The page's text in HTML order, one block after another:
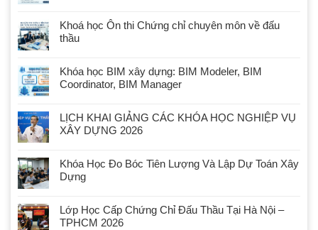
Khoá học Ôn thi Chứng chỉ chuyên môn về đấu
thầu
Khóa học BIM xây dựng: BIM Modeler, BIM
Coordinator, BIM Manager
LỊCH KHAI GIẢNG CÁC KHÓA HỌC NGHIỆP VỤ
XÂY DỰNG 2026
Khóa Học Đo Bóc Tiên Lượng Và Lập Dự Toán Xây
Dựng
Lớp Học Cấp Chứng Chỉ Đấu Thầu Tại Hà Nội –
TPHCM 2026